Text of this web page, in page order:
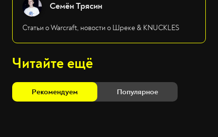
Семён Трясин
Статьи о Warcraft, новости о Шреке & KNUCKLES
Читайте ещё
Рекомендуем Популярное